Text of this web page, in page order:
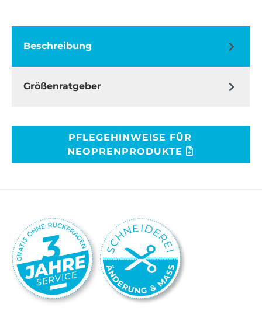
Beschreibung
Größenratgeber
PFLEGEHINWEISE FÜR
NEOPRENPRODUKTE